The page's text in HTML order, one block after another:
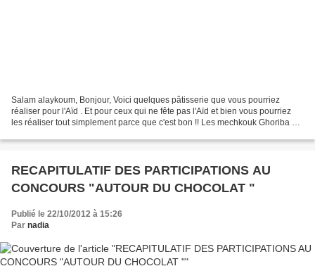
Salam alaykoum, Bonjour, Voici quelques pâtisserie que vous pourriez
réaliser pour l'Aïd . Et pour ceux qui ne fête pas l'Aïd et bien vous pourriez
les réaliser tout simplement parce que c'est bon !! Les mechkouk Ghoriba a
RECAPITULATIF DES PARTICIPATIONS AU
CONCOURS "AUTOUR DU CHOCOLAT "
Publié le 22/10/2012 à 15:26
Par nadia